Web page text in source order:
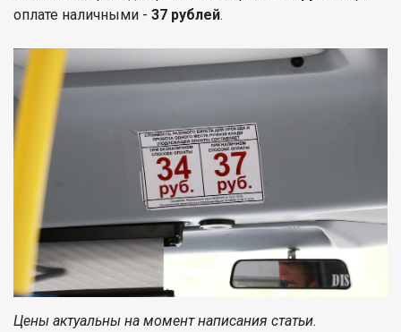
оплате наличными - 37 рублей.
Цены актуальны на момент написания статьи.